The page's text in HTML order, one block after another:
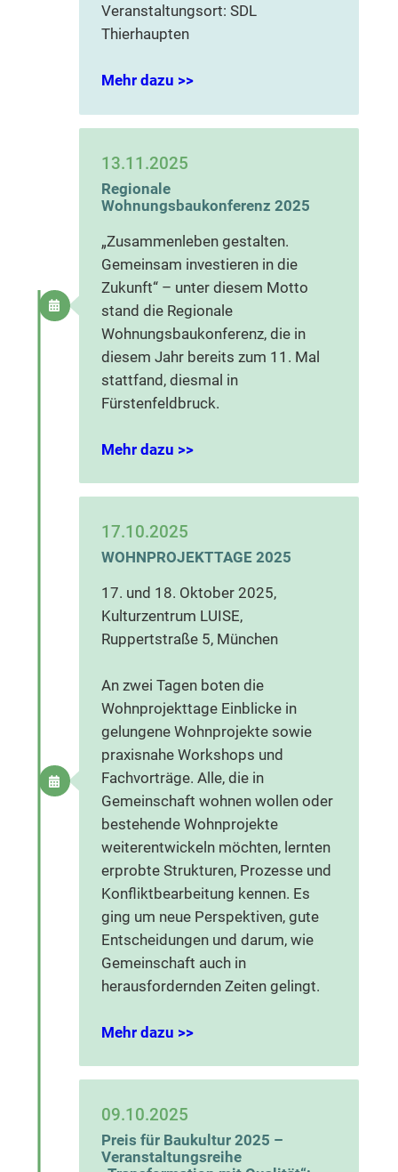
Veranstaltungsort: SDL
Thierhaupten
Mehr dazu >>
13.11.2025
Regionale
Wohnungsbaukonferenz 2025
„Zusammenleben gestalten.
Gemeinsam investieren in die
Zukunft“ – unter diesem Motto
stand die Regionale
Wohnungsbaukonferenz, die in
diesem Jahr bereits zum 11. Mal
stattfand, diesmal in
Fürstenfeldbruck.
Mehr dazu >>
17.10.2025
WOHNPROJEKTTAGE 2025
17. und 18. Oktober 2025,
Kulturzentrum LUISE,
Ruppertstraße 5, München
An zwei Tagen boten die
Wohnprojekttage Einblicke in
gelungene Wohnprojekte sowie
praxisnahe Workshops und
Fachvorträge. Alle, die in
Gemeinschaft wohnen wollen oder
bestehende Wohnprojekte
weiterentwickeln möchten, lernten
erprobte Strukturen, Prozesse und
Konfliktbearbeitung kennen. Es
ging um neue Perspektiven, gute
Entscheidungen und darum, wie
Gemeinschaft auch in
herausfordernden Zeiten gelingt.
Mehr dazu >>
09.10.2025
Preis für Baukultur 2025 –
Veranstaltungsreihe